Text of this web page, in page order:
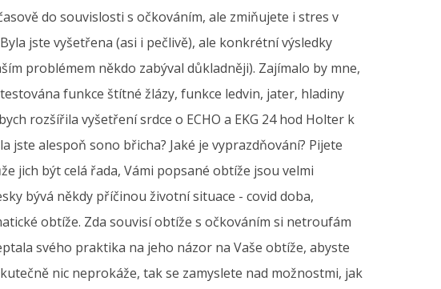
do souvislosti s očkováním, ale zmiňujete i stres v
jste vyšetřena (asi i pečlivě), ale konkrétní výsledky
problémem někdo zabýval důkladněji). Zajímalo by mne,
funkce štítné žlázy, funkce ledvin, jater, hladiny
rozšířila vyšetření srdce o ECHO a EKG 24 hod Holter k
alespoň sono břicha? Jaké je vyprazdňování? Pijete
jich být celá řada, Vámi popsané obtíže jsou velmi
bývá někdy příčinou životní situace - covid doba,
obtíže. Zda souvisí obtíže s očkováním si netroufám
svého praktika na jeho názor na Vaše obtíže, abyste
nic neprokáže, tak se zamyslete nad možnostmi, jak